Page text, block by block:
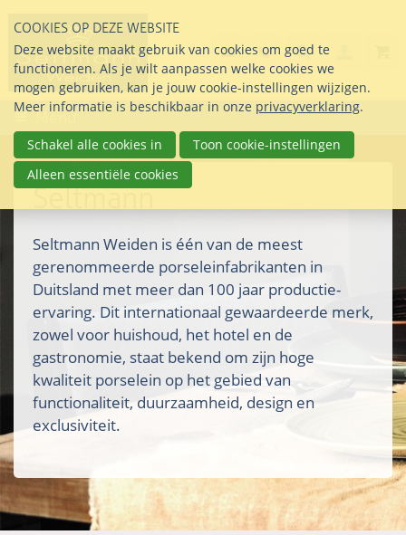
links
over
Direct
naar
inhoud
Direct
naar
het
info@seltmann-
Stel uw vraag
085 76 07 000
Search
Menu
Seltmann
Seltmann Weiden is één van de meest
gerenommeerde porseleinfabrikanten in
Duitsland met meer dan 100 jaar productie-
ervaring. Dit internationaal gewaardeerde merk,
zowel voor huishoud, het hotel en de
gastronomie, staat bekend om zijn hoge
kwaliteit porselein op het gebied van
functionaliteit, duurzaamheid, design en
exclusiviteit.
COOKIES OP DEZE WEBSITE
Deze website maakt gebruik van cookies om goed te
functioneren. Als je wilt aanpassen welke cookies we
mogen gebruiken, kan je jouw cookie-instellingen wijzigen.
Meer informatie is beschikbaar in onze privacyverklaring.
Schakel alle cookies in
Toon cookie-instellingen
Alleen essentiële cookies